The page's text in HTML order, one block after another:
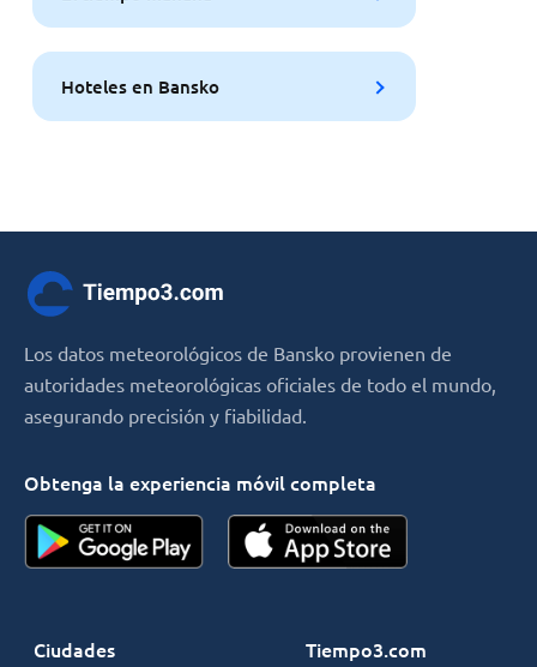
Hoteles en Bansko
Los datos meteorológicos de Bansko provienen de
autoridades meteorológicas oficiales de todo el mundo,
asegurando precisión y fiabilidad.
Obtenga la experiencia móvil completa
Ciudades Tiempo3.com